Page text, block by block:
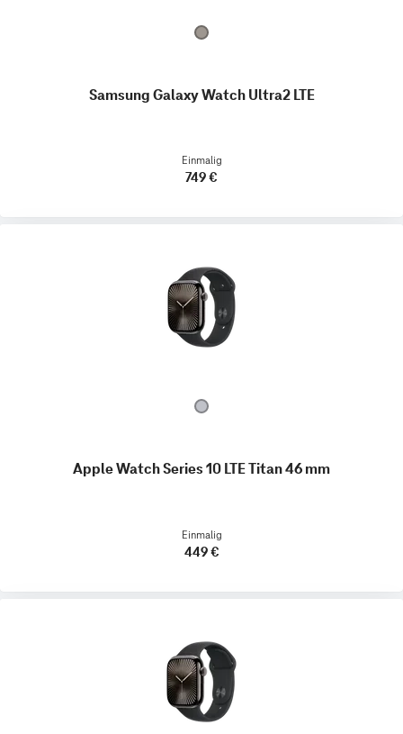
Samsung Galaxy Watch Ultra2 LTE
Einmalig
749 €
Apple Watch Series 10 LTE Titan 46 mm
Einmalig
449 €